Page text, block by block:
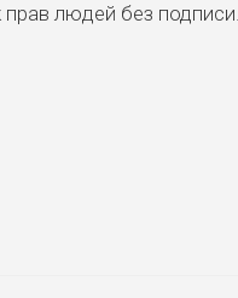
прав людей без